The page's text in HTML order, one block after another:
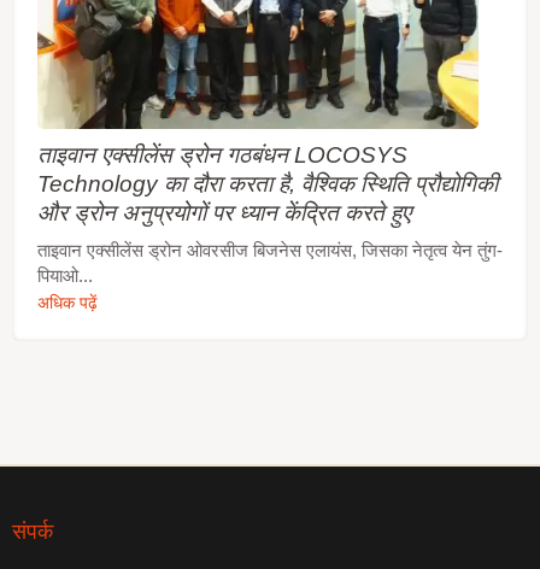
ताइवान एक्सीलेंस ड्रोन गठबंधन LOCOSYS
Technology का दौरा करता है, वैश्विक स्थिति प्रौद्योगिकी
और ड्रोन अनुप्रयोगों पर ध्यान केंद्रित करते हुए
ताइवान एक्सीलेंस ड्रोन ओवरसीज बिजनेस एलायंस, जिसका नेतृत्व येन तुंग-
पियाओ...
अधिक पढ़ें
संपर्क